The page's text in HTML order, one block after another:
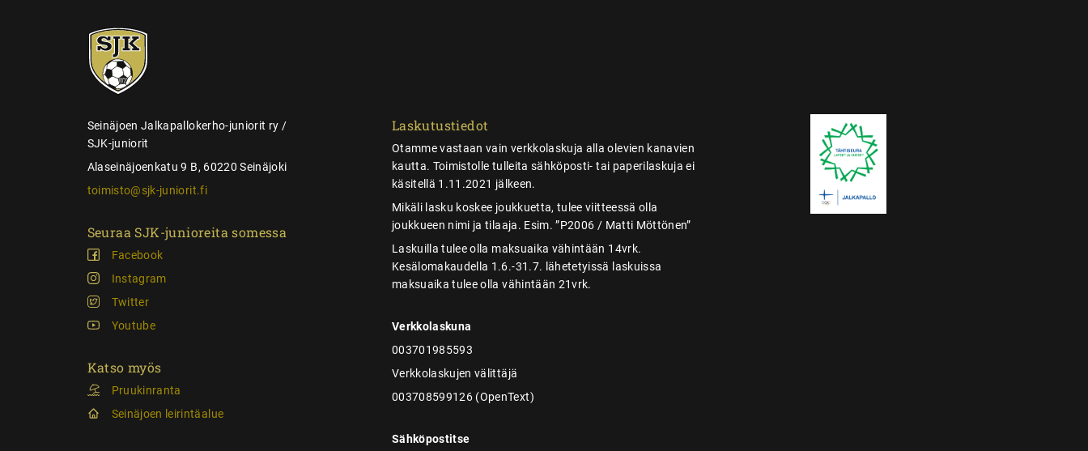
SJK-
juniorit
Seinäjoen Jalkapallokerho-juniorit ry /
SJK-juniorit
Alaseinäjoenkatu 9 B, 60220 Seinäjoki
toimisto@sjk-juniorit.fi
Seuraa SJK-junioreita somessa
Facebook
Instagram
Twitter
Youtube
Katso myös
Pruukinranta
Seinäjoen leirintäalue
Laskutustiedot
Otamme vastaan vain verkkolaskuja alla olevien kanavien
kautta. Toimistolle tulleita sähköposti- tai paperilaskuja ei
käsitellä 1.11.2021 jälkeen.
Mikäli lasku koskee joukkuetta, tulee viitteessä olla
joukkueen nimi ja tilaaja. Esim. ”P2006 / Matti Möttönen”
Laskuilla tulee olla maksuaika vähintään 14vrk.
Kesälomakaudella 1.6.-31.7. lähetetyissä laskuissa
maksuaika tulee olla vähintään 21vrk.
Verkkolaskuna
003701985593
Verkkolaskujen välittäjä
003708599126 (OpenText)
Sähköpostitse